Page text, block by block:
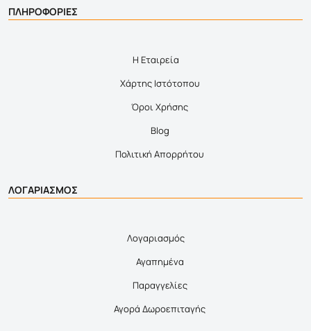
ΠΛΗΡΟΦΟΡΙΕΣ
Η Εταιρεία
Χάρτης Ιστότοπου
Όροι Χρήσης
Blog
Πολιτική Απορρήτου
ΛΟΓΑΡΙΑΣΜΟΣ
Λογαριασμός
Αγαπημένα
Παραγγελίες
Αγορά Δωροεπιταγής